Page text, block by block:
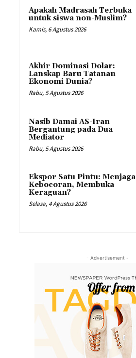
Apakah Madrasah Terbuka
untuk siswa non-Muslim?
Kamis, 6 Agustus 2026
Akhir Dominasi Dolar:
Lanskap Baru Tatanan
Ekonomi Dunia?
Rabu, 5 Agustus 2026
Nasib Damai AS-Iran
Bergantung pada Dua
Mediator
Rabu, 5 Agustus 2026
Ekspor Satu Pintu: Menjaga
Kebocoran, Membuka
Keraguan?
Selasa, 4 Agustus 2026
- Advertisement -